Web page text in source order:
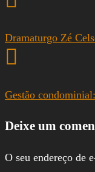
Dramaturgo Zé
Gestão
Deixe um
O seu endereço de